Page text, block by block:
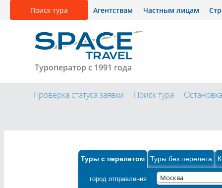
Поиск тура Агентствам Частным лицам
Туроператор с 1991 года
Проверка статуса заявки Поиск тура
Туры с перелетом Туры без перелета
город отправления Москва